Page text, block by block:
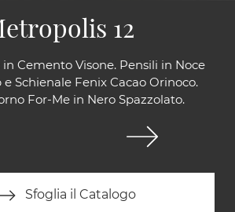
Cemento Visone. Pensili in Noce
e Schienale Fenix Cacao Orinoco.
For-Me in Nero Spazzolato.
Sfoglia il Catalogo
12